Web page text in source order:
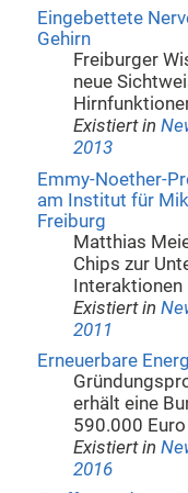
Eingebettete
Gehirn
Freiburger
neue
Existiert in
2013
Emmy-Noether-
am Institut für
Freiburg
Matthias
Chips zur
Interaktionen
Existiert in
2011
Erneuerbare
erhält eine
590.000 Euro
Existiert in
2016